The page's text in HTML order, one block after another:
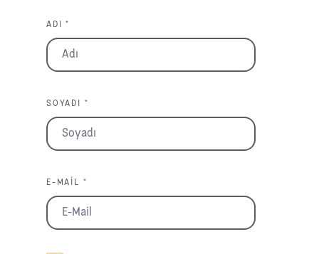
ADI *
SOYADI *
E-MAIL *